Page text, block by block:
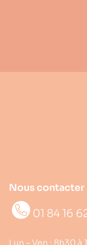
Nous contacter
01 84 16
Lun – Ven : 8h30 à